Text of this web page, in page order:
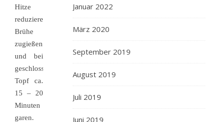
Hitze
reduzieren,
Brühe
zugießen
und bei
geschlossenem
Topf ca.
15 – 20
Minuten
garen.
Januar 2022
März 2020
September 2019
August 2019
Juli 2019
Juni 2019